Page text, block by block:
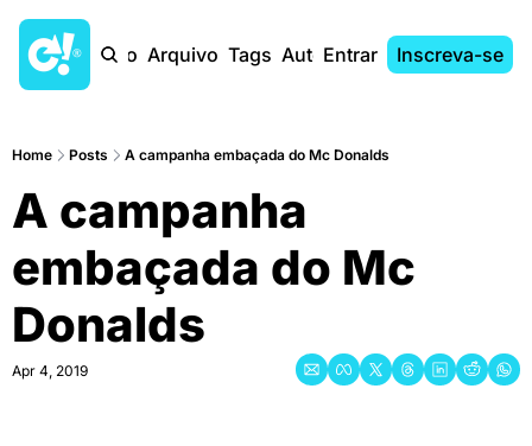
Início Arquivo Tags AutoresEntrar Inscreva-se
Home Posts A campanha embaçada do Mc Donalds
A campanha
embaçada do Mc
Donalds
Apr 4, 2019